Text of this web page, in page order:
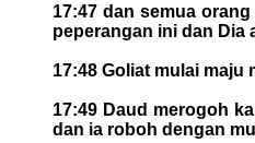
17:47 dan semua
peperangan ini dan Dia
17:48 Goliat mulai
17:49 Daud merogoh
dan ia roboh dengan